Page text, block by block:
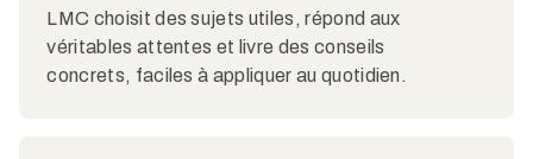
LMC choisit des sujets utiles, répond aux
véritables attentes et livre des conseils
concrets, faciles à appliquer au quotidien.